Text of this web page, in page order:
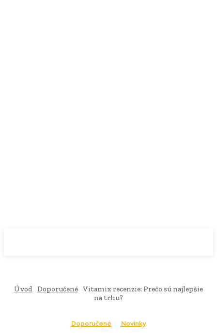
Úvod Doporučené Vitamix recenzie: Prečo sú najlepšie
na trhu?
Doporučené Novinky